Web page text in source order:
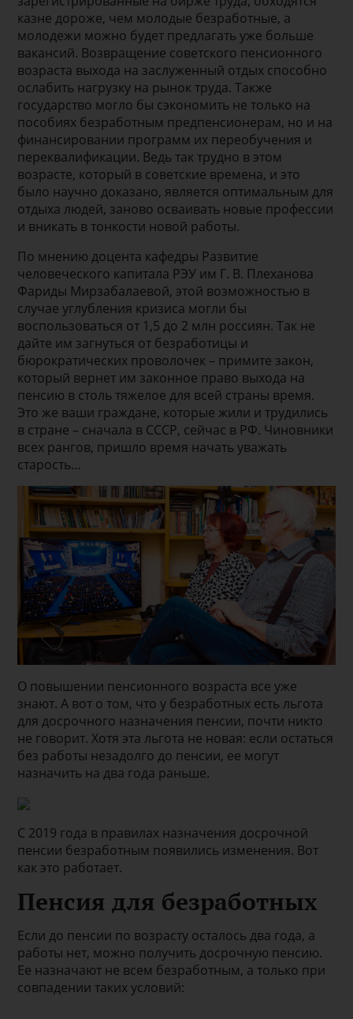
казне дороже, чем молодые безработные, а
молодежи можно будет предлагать уже больше
вакансий. Возвращение советского пенсионного
возраста выхода на заслуженный отдых способно
ослабить нагрузку на рынок труда. Также
государство могло бы сэкономить не только на
пособиях безработным предпенсионерам, но и на
финансировании программ их переобучения и
переквалификации. Ведь так трудно в этом
возрасте, который в советские времена, и это
было научно доказано, является оптимальным для
отдыха людей, заново осваивать новые профессии
и вникать в тонкости новой работы.
По мнению доцента кафедры Развитие
человеческого капитала РЭУ им Г. В. Плеханова
Фариды Мирзабалаевой, этой возможностью в
случае углубления кризиса могли бы
воспользоваться от 1,5 до 2 млн россиян. Так не
дайте им загнуться от безработицы и
бюрократических проволочек – примите закон,
который вернет им законное право выхода на
пенсию в столь тяжелое для всей страны время.
Это же ваши граждане, которые жили и трудились
в стране – сначала в СССР, сейчас в РФ. Чиновники
всех рангов, пришло время начать уважать
старость…
О повышении пенсионного возраста все уже
знают. А вот о том, что у безработных есть льгота
для досрочного назначения пенсии, почти никто
не говорит. Хотя эта льгота не новая: если остаться
без работы незадолго до пенсии, ее могут
назначить на два года раньше.
С 2019 года в правилах назначения досрочной
пенсии безработным появились изменения. Вот
как это работает.
Пенсия для безработных
Если до пенсии по возрасту осталось два года, а
работы нет, можно получить досрочную пенсию.
Ее назначают не всем безработным, а только при
совпадении таких условий: